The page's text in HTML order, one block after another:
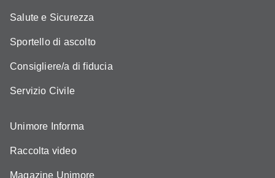
Salute e Sicurezza
Sportello di ascolto
Consigliere/a di fiducia
Servizio Civile
Unimore Informa
Raccolta video
Magazine Unimore